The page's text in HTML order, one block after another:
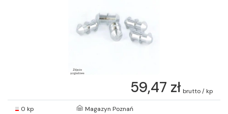
59,47 zł brutto / kp
0 kp Magazyn Poznań